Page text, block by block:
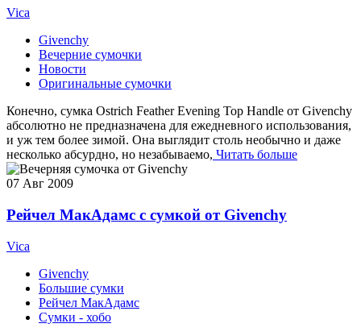
Vica
Givenchy
Вечерние сумочки
Новости
Оригинальные сумочки
Конечно, сумка Ostrich Feather Evening Top Handle от Givenchy
абсолютно не предназначена для ежедневного использования,
и уж тем более зимой. Она выглядит столь необычно и даже
несколько абсурдно, но незабываемо, Читать больше
07 Авг 2009
Рейчел МакАдамс c сумкой от Givenchy
Vica
Givenchy
Большие сумки
Рейчел МакАдамс
Сумки - хобо